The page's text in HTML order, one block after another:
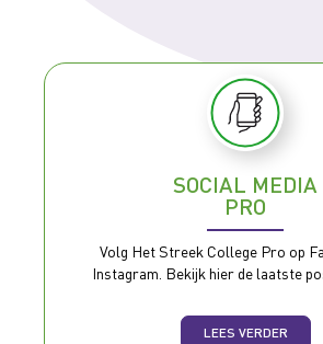
SOCIAL MEDIA
PRO
Volg Het Streek College Pro op
Instagram. Bekijk hier de laatste
LEES VERDER